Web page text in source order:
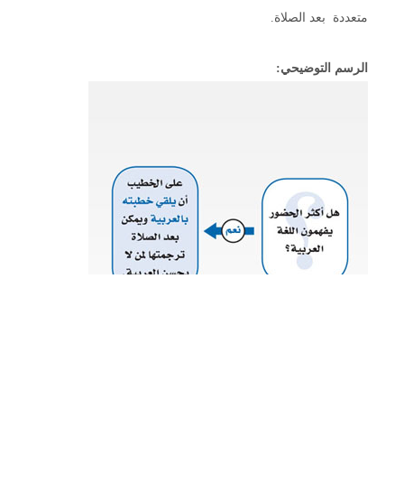
متعددة بعد الصلاة.
الرسم التوضيحي: